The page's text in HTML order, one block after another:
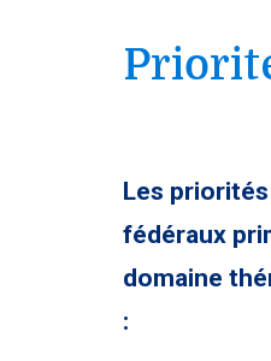
Les
fédéraux
domaine
: